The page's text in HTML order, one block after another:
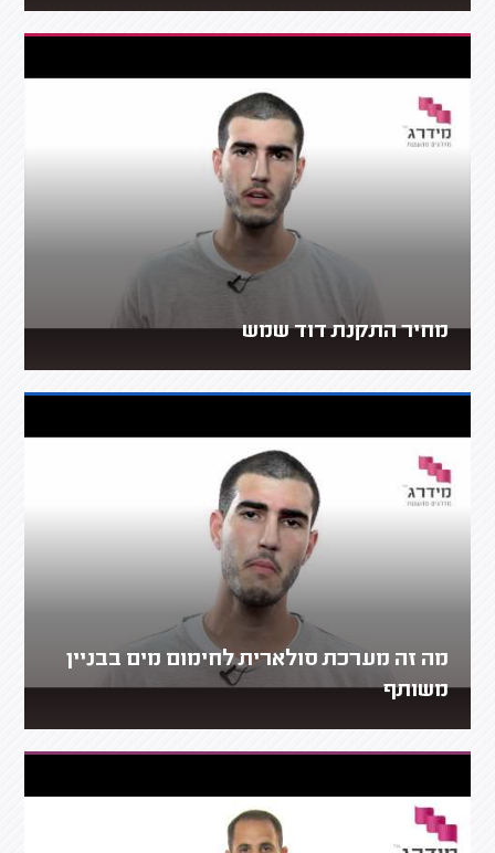
מחיר התקנת דוד שמש
מה זה מערכת סולארית לחימום מים בבניין
משותף